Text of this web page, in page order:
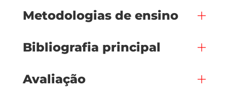
Metodologias de ensino
Bibliografia principal
Avaliação